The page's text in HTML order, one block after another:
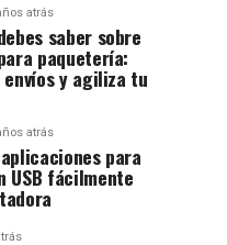
atrás
saber sobre
paquetería:
y agiliza tu
atrás
para
USB fácilmente